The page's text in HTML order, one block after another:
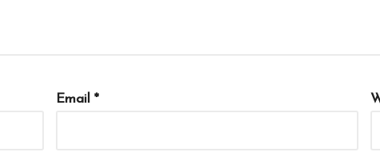
Email *